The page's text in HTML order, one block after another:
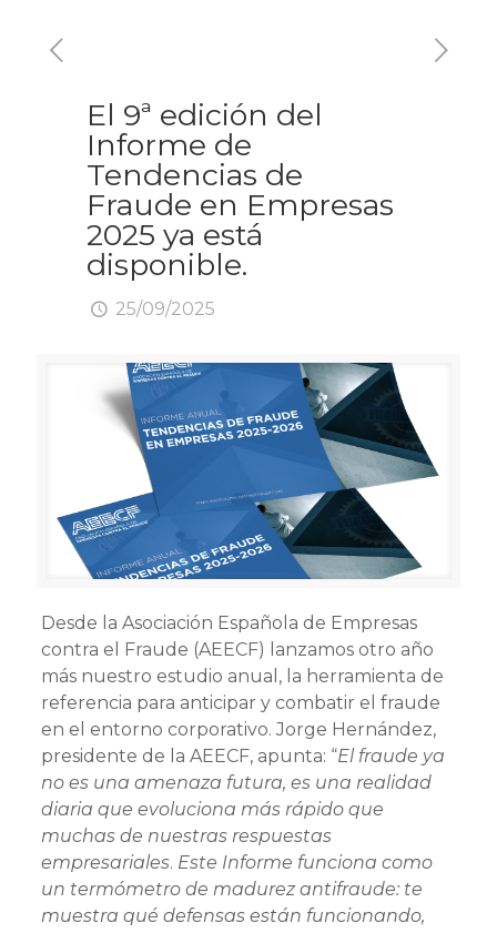
El 9ª edición del
Informe de
Tendencias de
Fraude en Empresas
2025 ya está
disponible.
25/09/2025
Desde la Asociación Española de Empresas
contra el Fraude (AEECF) lanzamos otro año
más nuestro estudio anual, la herramienta de
referencia para anticipar y combatir el fraude
en el entorno corporativo. Jorge Hernández,
presidente de la AEECF, apunta: “El fraude ya
no es una amenaza futura, es una realidad
diaria que evoluciona más rápido que
muchas de nuestras respuestas
empresariales. Este Informe funciona como
un termómetro de madurez antifraude: te
muestra qué defensas están funcionando,